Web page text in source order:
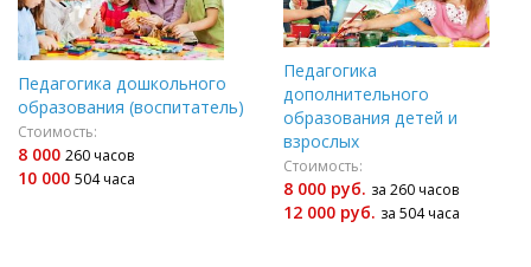
Педагогика дошкольного
образования (воспитатель)
Стоимость:
8 000 260 часов
10 000 504 часа
Педагогика
дополнительного
образования детей и
взрослых
Стоимость:
8 000 руб. за 260 часов
12 000 руб. за 504 часа